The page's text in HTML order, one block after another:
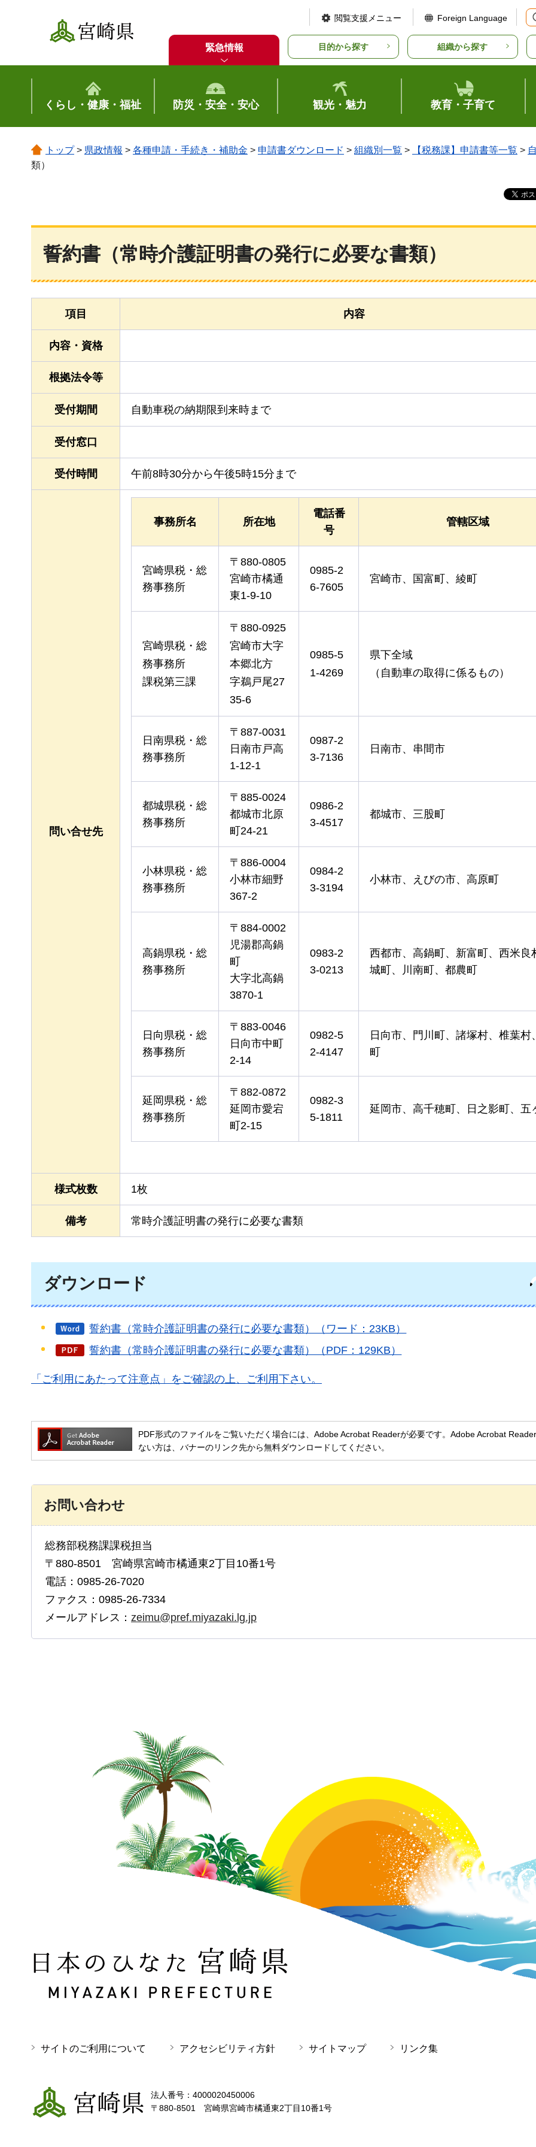
宮崎県
閲覧支援メニュー Foreign Language
緊急情報 目的から探す 組織から探す
くらし・健康・福祉 防災・安全・安心 観光・魅力 教育・子育て
トップ> 県政情報 > 各種申請・手続き・補助金 > 申請書ダウンロード > 組織別一覧 > 【税務課】申請書等一覧 >
類）
誓約書（常時介護証明書の発行に必要な書類）
項目 内容
内容・資格
根拠法令等
受付期間 自動車税の納期限到来時まで
受付窓口
受付時間 午前8時30分から午後5時15分まで
問い合せ先
事務所名 所在地
電話番
号
管轄区域
宮崎県税・総
務事務所
〒880-0805
宮崎市橘通
東1-9-10
0985-2
6-7605
宮崎市、国富町、綾町
宮崎県税・総
務事務所
課税第三課
〒880-0925
宮崎市大字
本郷北方
字鵜戸尾27
35-6
0985-5
1-4269
県下全域
（自動車の取得に係るもの）
日南県税・総
務事務所
〒887-0031
日南市戸高
1-12-1
0987-2
3-7136
日南市、串間市
都城県税・総
務事務所
〒885-0024
都城市北原
町24-21
0986-2
3-4517
都城市、三股町
小林県税・総
務事務所
〒886-0004
小林市細野
367-2
0984-2
3-3194
小林市、えびの市、高原町
高鍋県税・総
務事務所
〒884-0002
児湯郡高鍋
町
大字北高鍋
3870-1
0983-2
3-0213
西都市、高鍋町、新富町、西米良
城町、川南町、都農町
日向県税・総
務事務所
〒883-0046
日向市中町
2-14
0982-5
2-4147
日向市、門川町、諸塚村、椎葉村
町
延岡県税・総
務事務所
〒882-0872
延岡市愛宕
町2-15
0982-3
5-1811
延岡市、高千穂町、日之影町、五
様式枚数 1枚
備考 常時介護証明書の発行に必要な書類
ダウンロード
誓約書（常時介護証明書の発行に必要な書類）（ワード：23KB）
誓約書（常時介護証明書の発行に必要な書類）（PDF：129KB）
「ご利用にあたって注意点」をご確認の上、ご利用下さい。
PDF形式のファイルをご覧いただく場合には、Adobe Acrobat Readerが必要です。Adobe Acrobat
ない方は、バナーのリンク先から無料ダウンロードしてください。
お問い合わせ
総務部税務課課税担当
〒880-8501 宮崎県宮崎市橘通東2丁目10番1号
電話：0985-26-7020
ファクス：0985-26-7334
メールアドレス： zeimu@pref.miyazaki.lg.jp
日本のひなた 宮崎県 MIYAZAKI PREFECTURE
サイトのご利用について アクセシビリティ方針 サイトマップ リンク集
宮崎県
法人番号：4000020450006
〒880-8501 宮崎県宮崎市橘通東2丁目10番1号